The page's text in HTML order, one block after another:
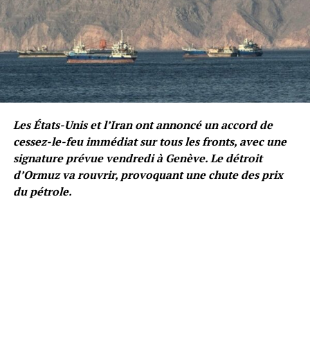
Les États-Unis et l’Iran ont annoncé un accord de
cessez-le-feu immédiat sur tous les fronts, avec une
signature prévue vendredi à Genève. Le détroit
d’Ormuz va rouvrir, provoquant une chute des prix
du pétrole.